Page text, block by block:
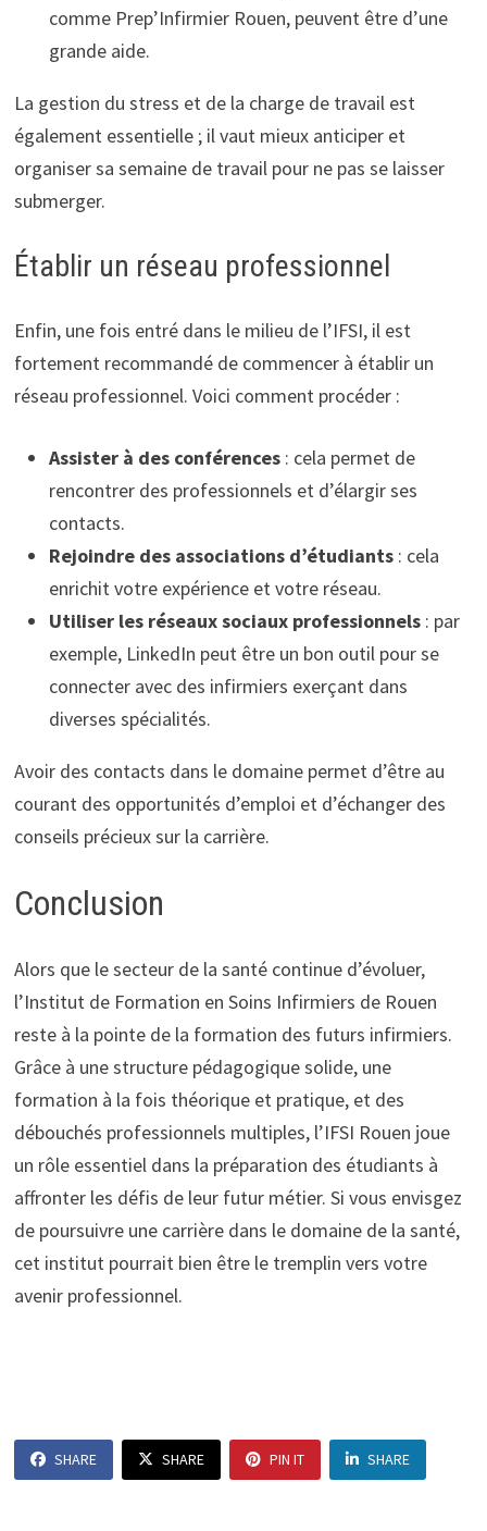
comme Prep’Infirmier Rouen, peuvent être d’une
grande aide.
La gestion du stress et de la charge de travail est
également essentielle ; il vaut mieux anticiper et
organiser sa semaine de travail pour ne pas se laisser
submerger.
Établir un réseau professionnel
Enfin, une fois entré dans le milieu de l’IFSI, il est
fortement recommandé de commencer à établir un
réseau professionnel. Voici comment procéder :
Assister à des conférences: cela permet de
rencontrer des professionnels et d’élargir ses
contacts.
Rejoindre des associations d’étudiants: cela
enrichit votre expérience et votre réseau.
Utiliser les réseaux sociaux professionnels: par
exemple, LinkedIn peut être un bon outil pour se
connecter avec des infirmiers exerçant dans
diverses spécialités.
Avoir des contacts dans le domaine permet d’être au
courant des opportunités d’emploi et d’échanger des
conseils précieux sur la carrière.
Conclusion
Alors que le secteur de la santé continue d’évoluer,
l’Institut de Formation en Soins Infirmiers de Rouen
reste à la pointe de la formation des futurs infirmiers.
Grâce à une structure pédagogique solide, une
formation à la fois théorique et pratique, et des
débouchés professionnels multiples, l’IFSI Rouen joue
un rôle essentiel dans la préparation des étudiants à
affronter les défis de leur futur métier. Si vous envisgez
de poursuivre une carrière dans le domaine de la santé,
cet institut pourrait bien être le tremplin vers votre
avenir professionnel.
SHARE SHARE PIN IT SHARE